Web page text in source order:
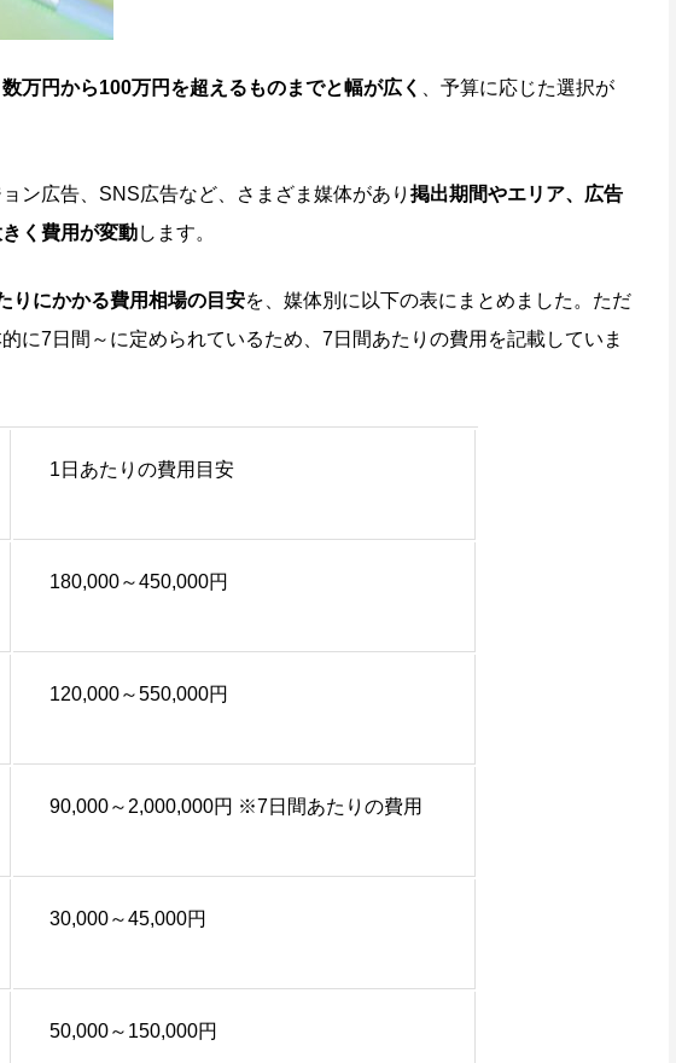
数万円から100万円を超えるものまでと幅が広く
、予算に応じた選択が
ン広告、SNS広告など、さまざま媒体があり 掲出期間やエリア、広告
く費用が変動します。
りにかかる費用相場の目安を、媒体別に以下の表にまとめました。ただ
に7日間～に定められているため、7日間あたりの費用を記載していま
1日あたりの費用目安
180,000～450,000円
120,000～550,000円
90,000～2,000,000円 ※7日間あたりの費用
30,000～45,000円
50,000～150,000円